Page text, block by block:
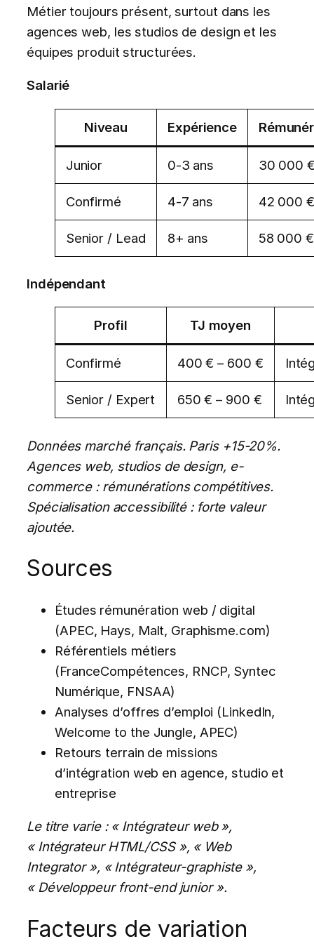
Métier toujours présent, surtout dans les
agences web, les studios de design et les
équipes produit structurées.
Salarié
Niveau Expérience
Junior 0-3 ans 30 000
Confirmé 4-7 ans 42 000
Senior / Lead 8+ ans 58 000
Indépendant
Profil TJ moyen
Confirmé 400 € – 600 €
Senior / Expert 650 € – 900 €
Données marché français. Paris +15-20%.
Agences web, studios de design, e-
commerce : rémunérations compétitives.
Spécialisation accessibilité : forte valeur
ajoutée.
Sources
Études rémunération web / digital
(APEC, Hays, Malt, Graphisme.com)
Référentiels métiers
(FranceCompétences, RNCP, Syntec
Numérique, FNSAA)
Analyses d’offres d’emploi (LinkedIn,
Welcome to the Jungle, APEC)
Retours terrain de missions
d’intégration web en agence, studio et
entreprise
Le titre varie : « Intégrateur web »,
« Intégrateur HTML/CSS », « Web
Integrator », « Intégrateur-graphiste »,
« Développeur front-end junior ».
Facteurs de variation